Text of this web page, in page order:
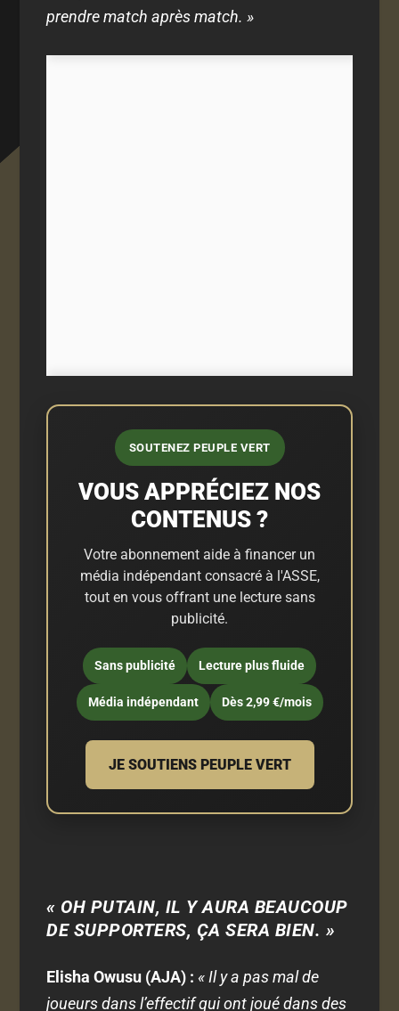
prendre match après match. »
SOUTENEZ PEUPLE VERT
VOUS APPRÉCIEZ NOS
CONTENUS ?
Votre abonnement aide à financer un
média indépendant consacré à l'ASSE,
tout en vous offrant une lecture sans
publicité.
Sans publicité Lecture plus fluide
Média indépendant Dès 2,99 €/mois
JE SOUTIENS PEUPLE VERT
« OH PUTAIN, IL Y AURA BEAUCOUP
DE SUPPORTERS, ÇA SERA BIEN. »
Elisha Owusu (AJA) :« Il y a pas mal de
joueurs dans l’effectif qui ont joué dans des